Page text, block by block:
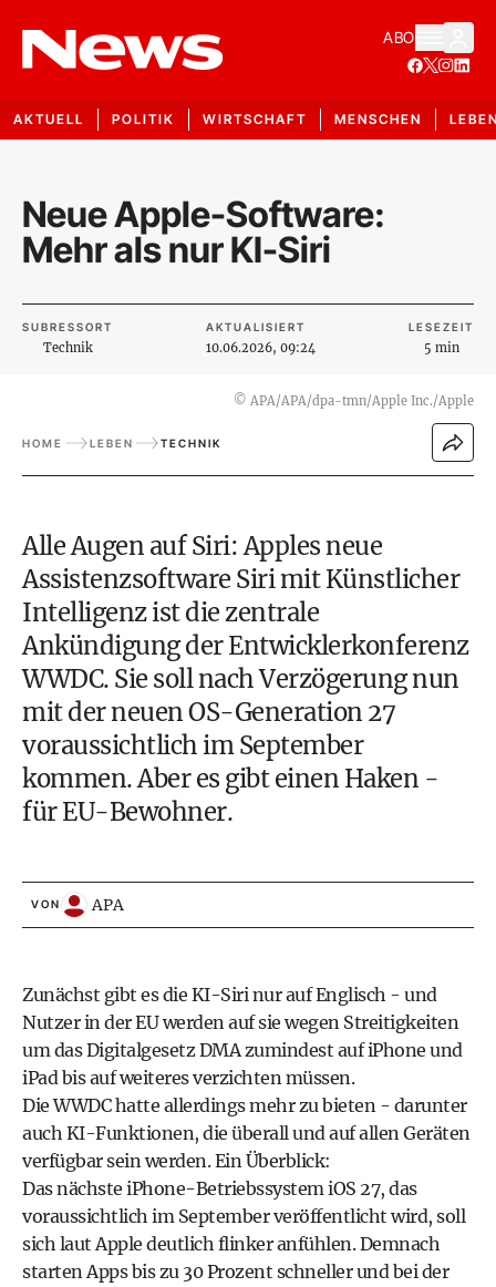
ABO
AKTUELL POLITIK WIRTSCHAFT MENSCHEN
Neue Apple-Software:
Mehr als nur KI-Siri
SUBRESSORT
Technik
AKTUALISIERT
10.06.2026, 09:24
LESEZEIT
5 min
© APA/APA/dpa-tmn/Apple Inc./Apple
HOME LEBEN TECHNIK
Alle Augen auf Siri: Apples neue
Assistenzsoftware Siri mit Künstlicher
Intelligenz ist die zentrale
Ankündigung der Entwicklerkonferenz
WWDC. Sie soll nach Verzögerung nun
mit der neuen OS-Generation 27
voraussichtlich im September
kommen. Aber es gibt einen Haken -
für EU-Bewohner.
VON APA
Zunächst gibt es die KI-Siri nur auf Englisch - und
Nutzer in der EU werden auf sie wegen Streitigkeiten
um das Digitalgesetz DMA zumindest auf iPhone und
iPad bis auf weiteres verzichten müssen.
Die WWDC hatte allerdings mehr zu bieten - darunter
auch KI-Funktionen, die überall und auf allen Geräten
verfügbar sein werden. Ein Überblick:
Das nächste iPhone-Betriebssystem iOS 27, das
voraussichtlich im September veröffentlicht wird, soll
sich laut Apple deutlich flinker anfühlen. Demnach
starten Apps bis zu 30 Prozent schneller und bei der